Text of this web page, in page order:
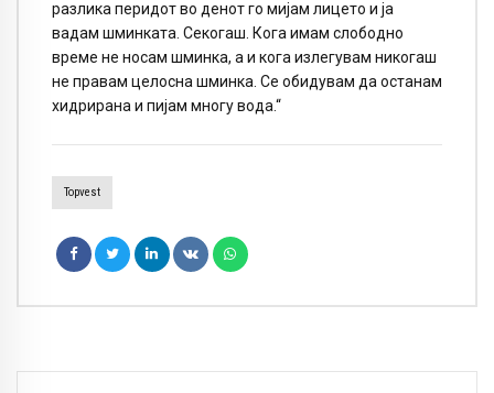
разлика перидот во денот го мијам лицето и ја
вадам шминката. Секогаш. Кога имам слободно
време не носам шминка, а и кога излегувам никогаш
не правам целосна шминка. Се обидувам да останам
хидрирана и пијам многу вода.“
Topvest